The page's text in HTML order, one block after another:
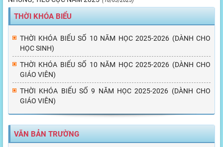
THỜI KHÓA BIỂU
THỜI KHÓA BIỂU SỐ 10 NĂM HỌC 2025-2026 (DÀNH CHO
HỌC SINH)
THỜI KHÓA BIỂU SỐ 10 NĂM HỌC 2025-2026 (DÀNH CHO
GIÁO VIÊN)
THỜI KHÓA BIỂU SỐ 9 NĂM HỌC 2025-2026 (DÀNH CHO
GIÁO VIÊN)
VĂN BẢN TRƯỜNG